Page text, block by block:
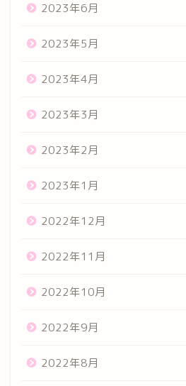
2023年6月
2023年5月
2023年4月
2023年3月
2023年2月
2023年1月
2022年12月
2022年11月
2022年10月
2022年9月
2022年8月